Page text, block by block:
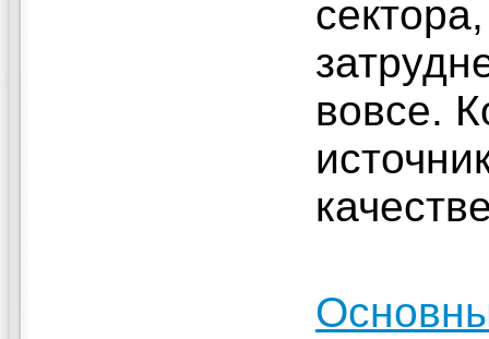
вовсе.